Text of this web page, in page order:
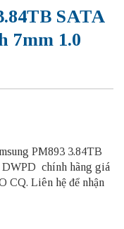
SATA
7mm 1.0
PM893 3.84TB
DWPD chính hãng giá
CQ. Liên hệ để nhận